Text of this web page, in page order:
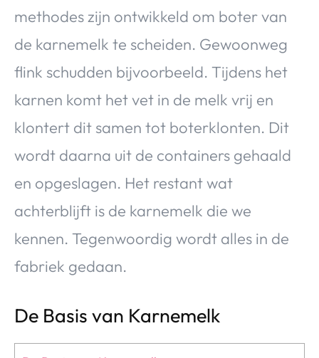
methodes zijn ontwikkeld om boter van
de karnemelk te scheiden. Gewoonweg
flink schudden bijvoorbeeld. Tijdens het
karnen komt het vet in de melk vrij en
klontert dit samen tot boterklonten. Dit
wordt daarna uit de containers gehaald
en opgeslagen. Het restant wat
achterblijft is de karnemelk die we
kennen. Tegenwoordig wordt alles in de
fabriek gedaan.
De Basis van Karnemelk